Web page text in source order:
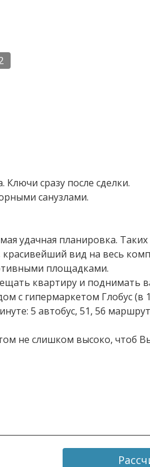
сразу после сделки.
санузлами.
удачная планировка. Таких
вид на весь
площадками.
квартиру и поднимать
с гипермаркетом Глобус (в
5 автобус, 51, 56
не слишком высоко, чтоб